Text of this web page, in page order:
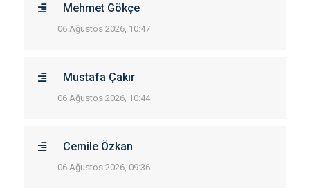
Mehmet Gökçe
06 Ağustos 2026, 10:47
Mustafa Çakır
06 Ağustos 2026, 10:44
Cemile Özkan
06 Ağustos 2026, 09:36